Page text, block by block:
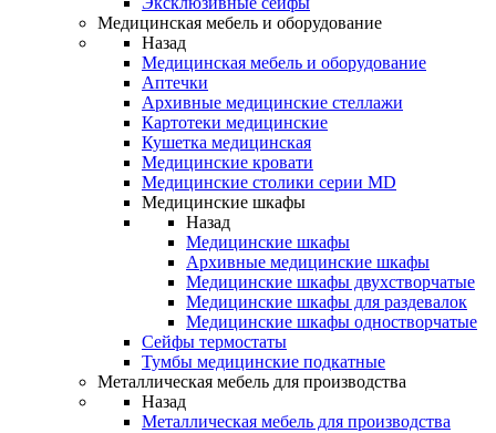
Медицинская мебель и оборудование
Назад
Медицинская мебель и оборудование
Аптечки
Архивные медицинские стеллажи
Картотеки медицинские
Кушетка медицинская
Медицинские кровати
Медицинские столики серии MD
Медицинские шкафы
Назад
Медицинские шкафы
Архивные медицинские шкафы
Медицинские шкафы двухстворчатые
Медицинские шкафы для раздевалок
Медицинские шкафы одностворчатые
Сейфы термостаты
Тумбы медицинские подкатные
Металлическая мебель для производства
Назад
Металлическая мебель для производства